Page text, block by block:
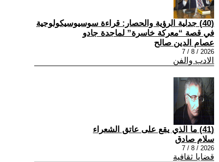
(40) جدلية الرؤية والحصار: قراءة سوسيوسيكولوجية
في قصة “معركة خاسرة” لماجدة جادو
عصام الدين صالح
2026 / 8 / 7
الادب والفن
(41) ما الذي يقع على عاتق الشعراء
سلام صادق
2026 / 8 / 7
قضايا ثقافية